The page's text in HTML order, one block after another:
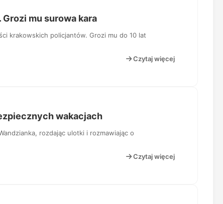
mu surowa kara
krakowskich policjantów. Grozi mu do 10 lat
Czytaj więcej
wakacjach
rozdając ulotki i rozmawiając o
Czytaj więcej